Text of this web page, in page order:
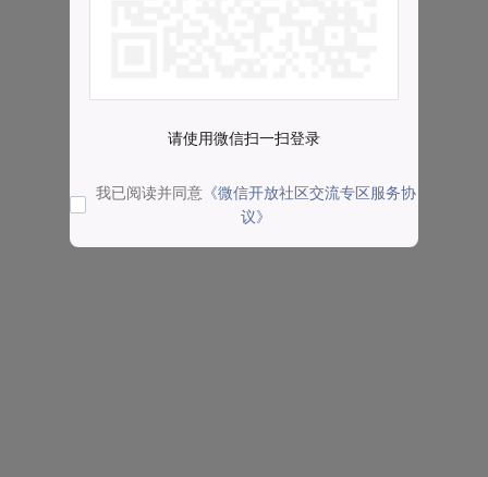
请使用微信扫一扫登录
我已阅读并同意 《微信开放社区交流专区服务协
议》